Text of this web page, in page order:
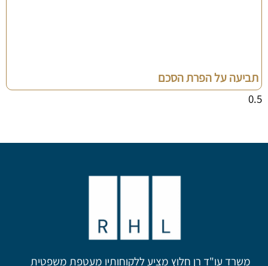
תביעה על הפרת הסכם
משרד עו"ד רן חלוץ מציע ללקוחותיו מעטפת משפטית